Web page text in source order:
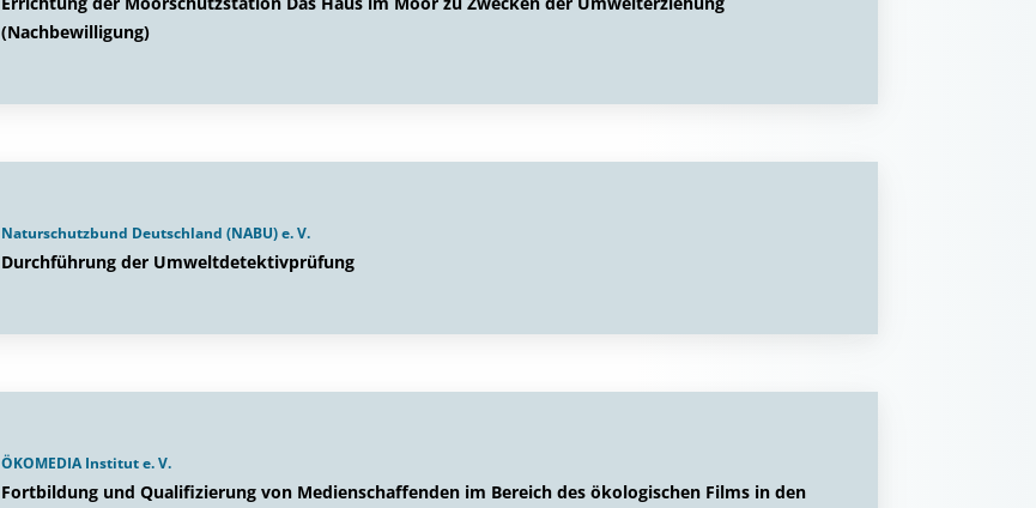
(Nachbewilligung)
Naturschutzbund Deutschland (NABU) e. V.
Durchführung der Umweltdetektivprüfung
ÖKOMEDIA Institut e. V.
Fortbildung und Qualifizierung von Medienschaffenden im Bereich des ökologischen Films in den